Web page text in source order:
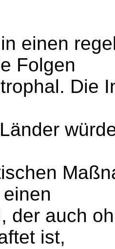
einen
Folgen
Die
der auch
ist,